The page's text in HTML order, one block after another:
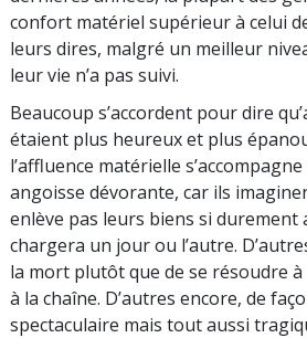
confort matériel supérieur à celui
leurs dires, malgré un meilleur
leur vie n’a pas suivi.
Beaucoup s’accordent pour dire
étaient plus heureux et plus
l’affluence matérielle s’accompagne
angoisse dévorante, car ils
enlève pas leurs biens si durement
chargera un jour ou l’autre.
la mort plutôt que de se résoudre à
à la chaîne. D’autres encore, de
spectaculaire mais tout aussi